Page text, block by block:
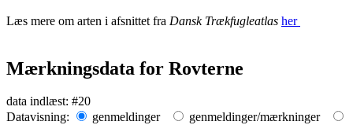
Læs mere om arten i afsnittet fra Dansk Trækfugleatlas her
Mærkningsdata for Rovterne
+
data indlæst: #20
Datavisning:
genmeldinger
genmeldinger/mærkninger